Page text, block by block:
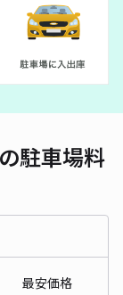
駐車場料
最安価格